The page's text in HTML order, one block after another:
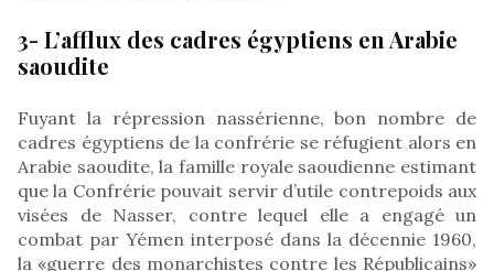
3- L’afflux des cadres égyptiens en Arabie
saoudite
Fuyant la répression nassérienne, bon nombre de
cadres égyptiens de la confrérie se réfugient alors en
Arabie saoudite, la famille royale saoudienne estimant
que la Confrérie pouvait servir d’utile contrepoids aux
visées de Nasser, contre lequel elle a engagé un
combat par Yémen interposé dans la décennie 1960,
la «guerre des monarchistes contre les Républicains»